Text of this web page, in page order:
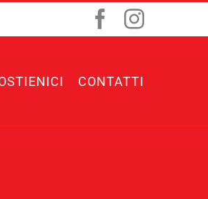
Facebook
CONTATTI